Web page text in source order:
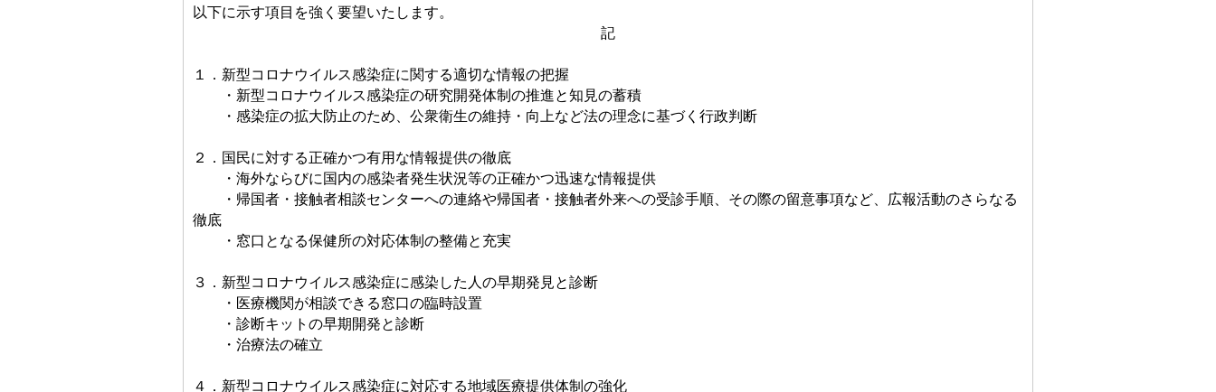
以下に示す項目を強く要望いたします。
記
１．新型コロナウイルス感染症に関する適切な情報の把握
・新型コロナウイルス感染症の研究開発体制の推進と知見の蓄積
・感染症の拡大防止のため、公衆衛生の維持・向上など法の理念に基づく行政判断
２．国民に対する正確かつ有用な情報提供の徹底
・海外ならびに国内の感染者発生状況等の正確かつ迅速な情報提供
・帰国者・接触者相談センターへの連絡や帰国者・接触者外来への受診手順、その際の留意事項など、広報活動のさらなる
徹底
・窓口となる保健所の対応体制の整備と充実
３．新型コロナウイルス感染症に感染した人の早期発見と診断
・医療機関が相談できる窓口の臨時設置
・診断キットの早期開発と診断
・治療法の確立
４．新型コロナウイルス感染症に対応する地域医療提供体制の強化